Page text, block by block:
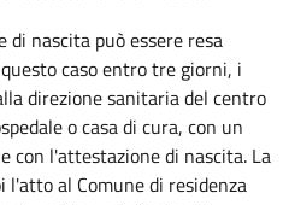
nascita può essere resa
caso entro tre giorni, i
direzione sanitaria del centro
o casa di cura, con un
con l'attestazione di nascita. La
al Comune di residenza